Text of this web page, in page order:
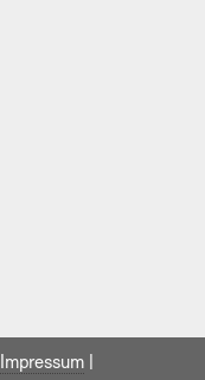
Impressum